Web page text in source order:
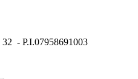
- P.I.07958691003